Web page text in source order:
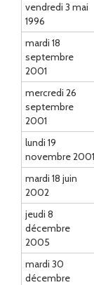
vendredi 3 mai
1996
mardi 18
septembre
2001
mercredi 26
septembre
2001
lundi 19
novembre 2001
mardi 18 juin
2002
jeudi 8
décembre
2005
mardi 30
décembre